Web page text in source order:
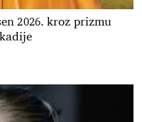
2026. kroz prizmu